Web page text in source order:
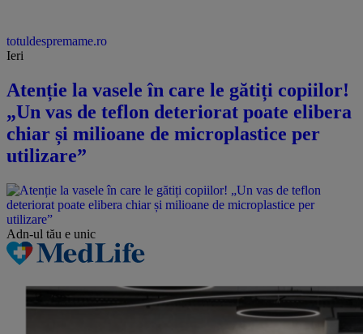
totuldespremame.ro
Ieri
Atenție la vasele în care le gătiți copiilor!
„Un vas de teflon deteriorat poate elibera
chiar și milioane de microplastice per
utilizare”
Adn-ul tău e unic